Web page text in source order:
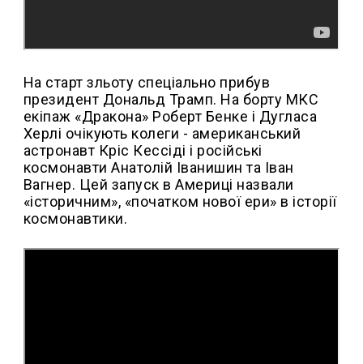
На старт зльоту спеціально прибув
президент Дональд Трамп. На борту МКС
екіпаж «Дракона» Роберт Бенке і Дугласа
Херлі очікують колеги - американський
астронавт Кріс Кессіді і російські
космонавти Анатолій Іванишин та Іван
Вагнер. Цей запуск в Америці назвали
«історичним», «початком нової ери» в історії
космонавтики.